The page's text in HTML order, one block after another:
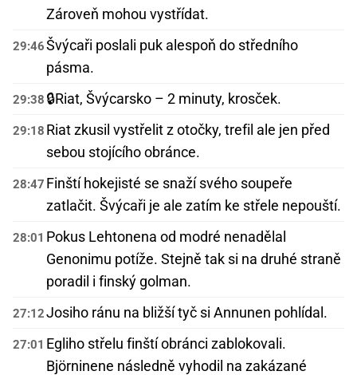
Zároveň mohou vystřídat.
29:46Švýcaři poslali puk alespoň do středního
pásma.
29:38 🔒Riat, Švýcarsko – 2 minuty, krosček.
29:18 Riat zkusil vystřelit z otočky, trefil ale jen před
sebou stojícího obránce.
28:47 Finští hokejisté se snaží svého soupeře
zatlačit. Švýcaři je ale zatím ke střele nepouští.
28:01 Pokus Lehtonena od modré nenadělal
Genonimu potíže. Stejně tak si na druhé straně
poradil i finský golman.
27:12Josiho ránu na bližší tyč si Annunen pohlídal.
27:01 Egliho střelu finští obránci zablokovali.
Björninene následně vyhodil na zakázané